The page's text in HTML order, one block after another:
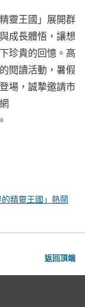
靈王國」展開群
成長體悟，讓想
珍貴的回憶。高
閱讀活動，暑假
場，誠摯邀請市
精靈王國」熱鬧
返回頂端